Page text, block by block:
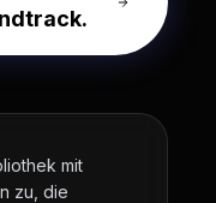
mit
zu, die